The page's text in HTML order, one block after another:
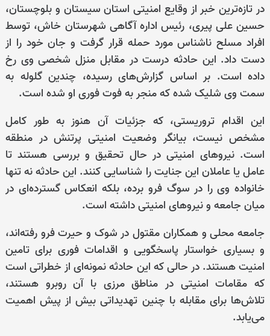
در تازه‌ترین خبر از وقایع امنیتی استان سیستان و بلوچستان،
حسین علی پیری، رئیس اداره آگاهی شهرستان خاش، توسط
افراد مسلح ناشناس مورد حمله قرار گرفت و جان خود را از
دست داد. این حادثه درست در مقابل منزل شخصی وی رخ
داده است. بر اساس گزارش‌های رسیده، چندین گلوله به
سمت وی شلیک شده که منجر به فوت فوری او شده است.
این اقدام تروریستی، که جزئیات آن هنوز به طور کامل
مشخص نیست، بیانگر وضعیت امنیتی پرتنش در منطقه
است. نیروهای امنیتی در حال تحقیق و بررسی هستند تا
عامل یا عاملان این جنایت را شناسایی کنند. این حادثه نه تنها
خانواده وی را در سوگ فرو برده، بلکه انعکاس گسترده‌ای در
میان جامعه و نیروهای امنیتی داشته است.
جامعه محلی و همکاران مقتول در شوک و حیرت فرو رفته‌اند،
و بسیاری خواستار پاسخگویی و اقدامات فوری برای تامین
امنیت هستند. در حالی که این حادثه نمونه‌ای از خطراتی است
که مقامات امنیتی در مناطق مرزی با آن روبرو هستند،
تلاش‌ها برای مقابله با چنین تهدیداتی بیش از پیش اهمیت
می‌یابد.